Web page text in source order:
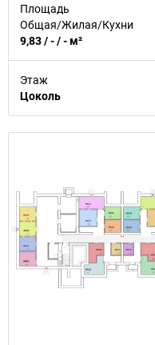
Площадь
Общая/Жилая/Кухни
9,83 / - / - м²
Этаж
Цоколь